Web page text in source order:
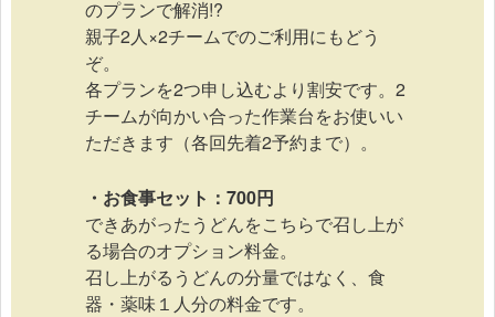
のプランで解消!?
親子2人×2チームでのご利用にもどう
ぞ。
各プランを2つ申し込むより割安です。2
チームが向かい合った作業台をお使いい
ただきます（各回先着2予約まで）。
・お食事セット：700円
できあがったうどんをこちらで召し上が
る場合のオプション料金。
召し上がるうどんの分量ではなく、食
器・薬味１人分の料金です。